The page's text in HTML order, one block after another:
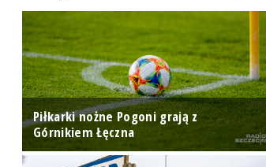
Piłkarki nożne Pogoni grają z
Górnikiem Łęczna